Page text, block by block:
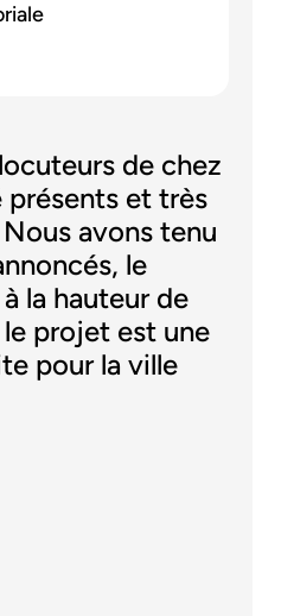
de chez
et très
avons tenu
le
la hauteur de
projet est une
pour la ville